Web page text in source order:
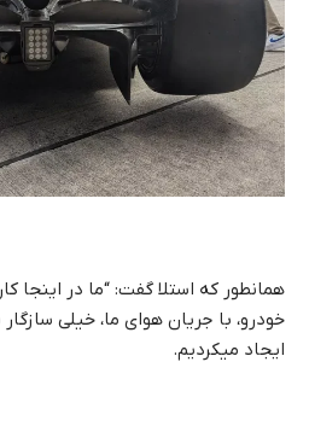
همانطور که استلا گفت: “ما در اینجا
خودرو، با جریان هوای ما، خیلی سازگار
ایجاد میکردیم.